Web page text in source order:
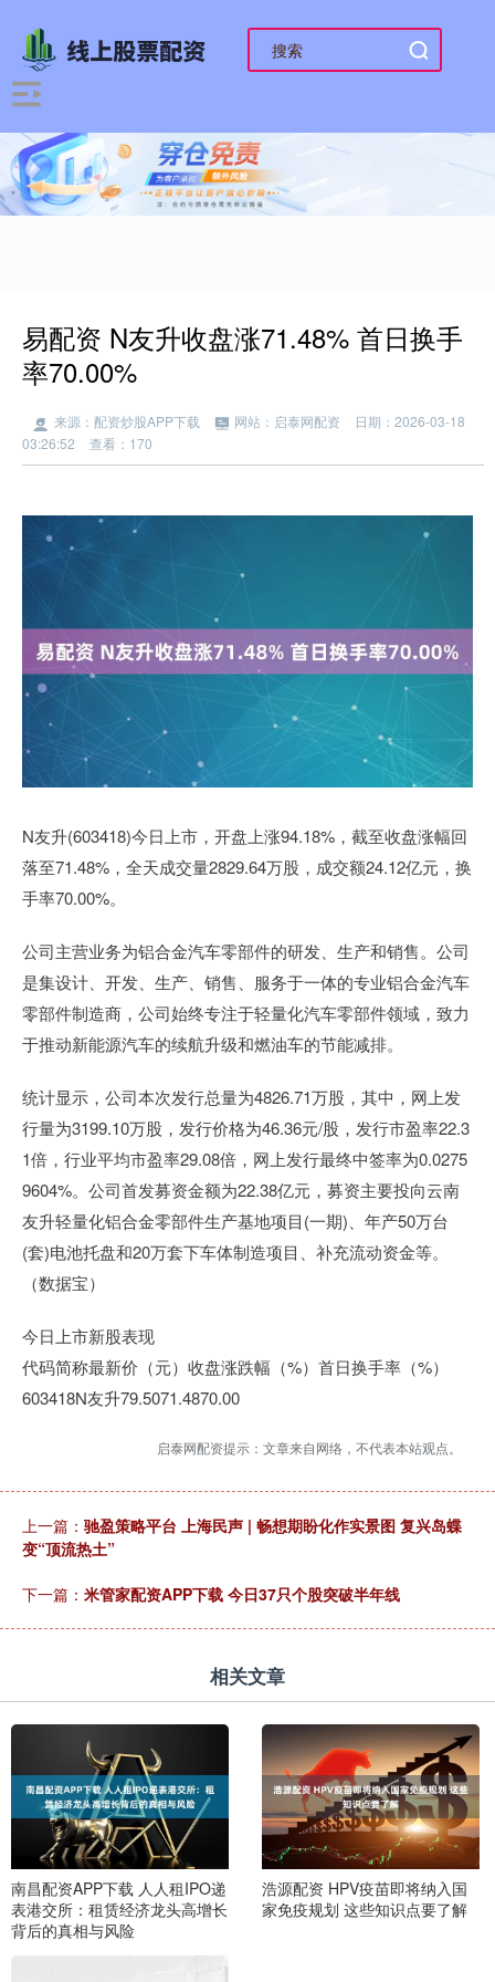
易配资 N友升收盘涨71.48% 首日换手
率70.00%
来源：配资炒股APP下载 网站：启泰网配资
日期：2026-03-18
03:26:52
查看：170
N友升(603418)今日上市，开盘上涨94.18%，截至收盘涨幅回
落至71.48%，全天成交量2829.64万股，成交额24.12亿元，换
手率70.00%。
公司主营业务为铝合金汽车零部件的研发、生产和销售。公司
是集设计、开发、生产、销售、服务于一体的专业铝合金汽车
零部件制造商，公司始终专注于轻量化汽车零部件领域，致力
于推动新能源汽车的续航升级和燃油车的节能减排。
统计显示，公司本次发行总量为4826.71万股，其中，网上发
行量为3199.10万股，发行价格为46.36元/股，发行市盈率22.3
1倍，行业平均市盈率29.08倍，网上发行最终中签率为0.0275
9604%。公司首发募资金额为22.38亿元，募资主要投向云南
友升轻量化铝合金零部件生产基地项目(一期)、年产50万台
(套)电池托盘和20万套下车体制造项目、补充流动资金等。
（数据宝）
今日上市新股表现
代码简称最新价（元）收盘涨跌幅（%）首日换手率（%）
603418N友升79.5071.4870.00
启泰网配资提示：文章来自网络，不代表本站观点。
上一篇： 驰盈策略平台 上海民声 | 畅想期盼化作实景图 复兴岛蝶
变“顶流热土”
下一篇： 米管家配资APP下载 今日37只个股突破半年线
相关文章
南昌配资APP下载 人人租IPO递
表港交所：租赁经济龙头高增长
背后的真相与风险
浩源配资 HPV疫苗即将纳入国
家免疫规划 这些知识点要了解